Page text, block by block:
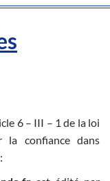
6 – III – 1 de la loi
confiance dans